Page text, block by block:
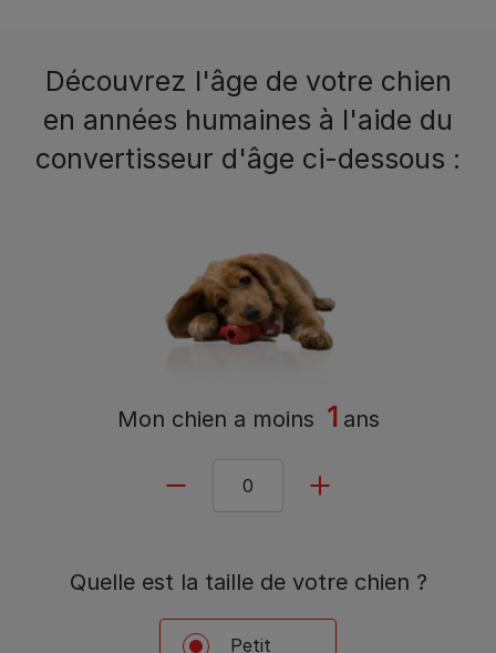
Découvrez l'âge de votre chien
en années humaines à l'aide du
convertisseur d'âge ci-dessous :
Mon chien a moins 1 ans
Quelle est la taille de votre chien ?
Petit